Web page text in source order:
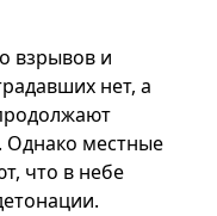
взрывов и
нет, а
Однако местные
что в небе